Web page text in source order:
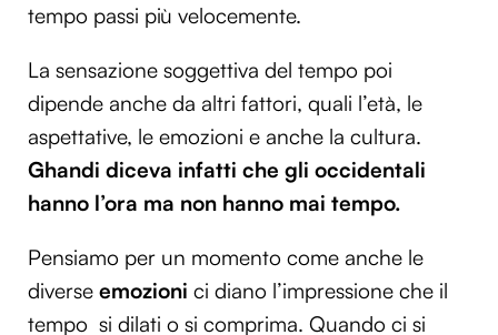
tempo passi più velocemente.
La sensazione soggettiva del tempo poi
dipende anche da altri fattori, quali l’età, le
aspettative, le emozioni e anche la cultura.
Ghandi diceva infatti che gli occidentali
hanno l’ora ma non hanno mai tempo.
Pensiamo per un momento come anche le
diverse emozioni ci diano l’impressione che il
tempo si dilati o si comprima. Quando ci si